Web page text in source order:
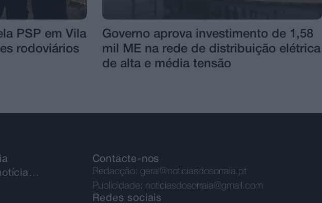
PSP em Vila
rodoviários
Governo aprova investimento de 1,58
mil ME na rede de distribuição elétrica
de alta e média tensão
Contacte-nos
Redacção: geral@noticiasdosorraia.pt
Publicidade: noticiasdosorraia@gmail.com
Redes sociais